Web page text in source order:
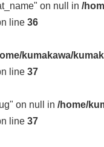
on null in /
line 36
kumakawa/
line 37
on null in /home/
line 37